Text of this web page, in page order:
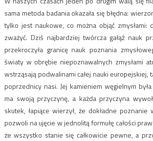
sama metoda badania okazała się błędna:
tylko jest naukowe, co można objąć zmysłami:
zważyć. Dziś najbardziej twórcza gałąź nauk
przekroczyła granicę nauk poznania
światy w obrębie niepoznawalnych zmysłami
wstrząsają podwalinami całej nauki europejskiej,
poprzednicy nasi. Jej kamieniem węgielnym
ma swoją przyczynę, a każda przyczyna
skutek, łapiące wierzył, że dokładne poznanie
pozwoli na ujęcie w jednolitą formułę całości
że wszystko stanie się całkowicie pewne, a